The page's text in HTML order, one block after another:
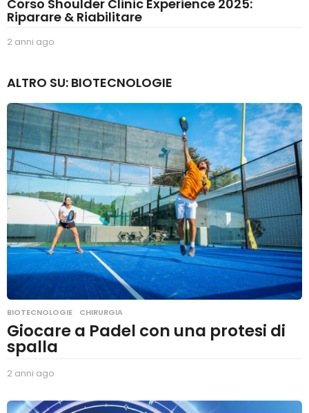
Corso Shoulder Clinic Experience 2025:
Riparare & Riabilitare
2 anni ago
n
a
g
o
ALTRO SU: BIOTECNOLOGIE
BIOTECNOLOGIE ,CHIRURGIA
Giocare a Padel con una protesi di
spalla
2 anni ago
n